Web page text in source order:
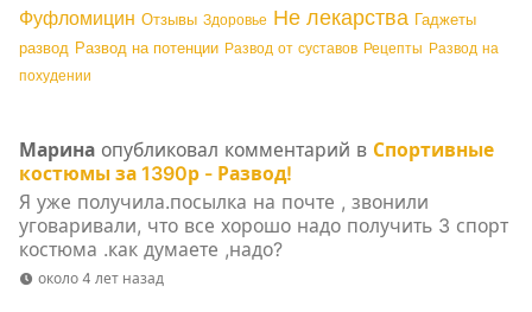
Фуфломицин Отзывы Здоровье Не лекарства Гаджеты
развод Развод на потенции Развод от суставов Рецепты Развод на
похудении
Марина опубликовал комментарий в Спортивные
костюмы за 1390р - Развод!
Я уже получила.посылка на почте , звонили
уговаривали, что все хорошо надо получить 3 спорт
костюма .как думаете ,надо?
около 4 лет назад